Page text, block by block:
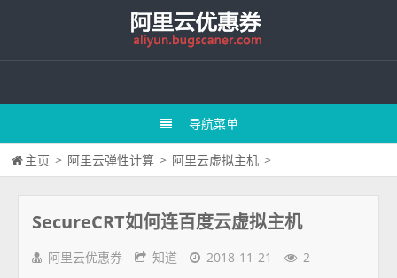
导航菜单
主页 > 阿里云弹性计算 > 阿里云虚拟主机 >
SecureCRT如何连百度云虚拟主机
阿里云优惠券 知道 2018-11-21 2